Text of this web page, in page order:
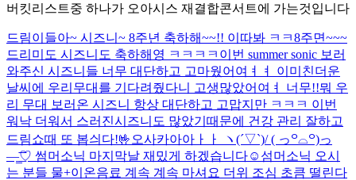
버킷리스트중 하나가 오아시스 재결합콘서트에 가는것입니다
드림이들아~ 시즈니~ 8주년 축하해~~!! 이따봐 ㅋㅋ8주면~~~
드리미도 시즈니도 축하해영 ㅋㅋㅋㅋ 이번 summer sonic 보러
와주신 시즈니들 너무 대단하고 고마웠어여ㅕㅕ 이미친더운
날씨에 우리무대를 기다려줬다니 고생많았어여ㅕ 너무!!뭐 우
리 무대 보러온 시즈니 항상 대단하고 고맙지만 ㅋㅋㅋ 이번
워낙 더워서 스러진시즈니도 많았기때문에 건강 관리 잘하고
드림쇼때 또 봅싀다!🤟 오사카아아ㅏㅏ ヽ(´▽`)/ ( っ꒪⌓꒪)っ
—̳͟͞͞♡ 썸머소닉 마지막날 재밌게 하겠습니다☺️ 섬머소닉 오시
는 분들 물+이온음료 계속 계속 마셔요 더위 조심 초큼 떨린다